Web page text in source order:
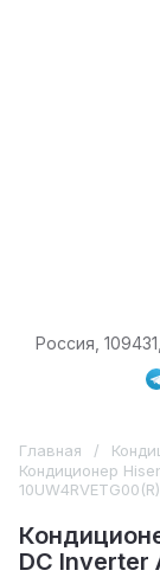
Россия,
Главная /
Кондиционер
10UW4RVETG00(R)
DC Inverter